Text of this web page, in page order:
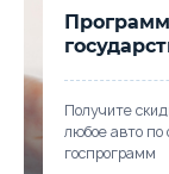
Получите
любое авто по
госпрограмм